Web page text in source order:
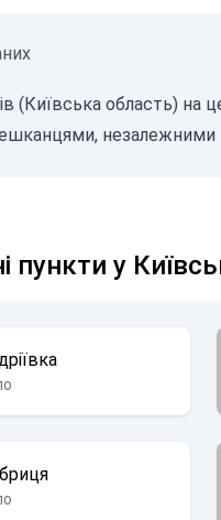
(Київська область) на
незалежними
пункти у